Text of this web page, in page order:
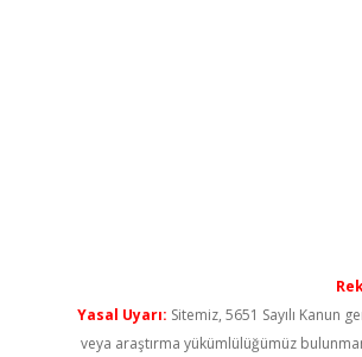
Yasal Uyarı: Sitemiz, 5651 Sayılı
veya araştırma yükümlülüğümüz